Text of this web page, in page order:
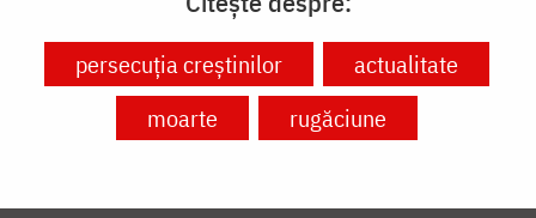
persecuția creștinilor
actualitate
moarte
rugăciune